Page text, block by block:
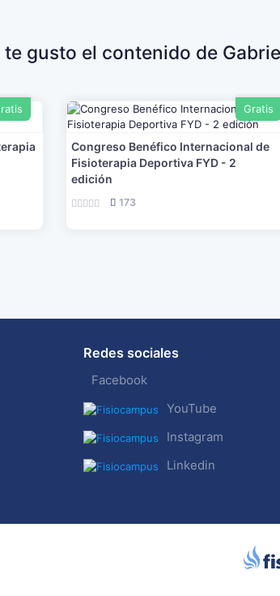
te gusto el contenido de
Gratis
Congreso Benéfico Internacional de
Fisioterapia Deportiva FYD - 2
edición
173
Redes sociales
Facebook
YouTube
Instagram
Linkedin